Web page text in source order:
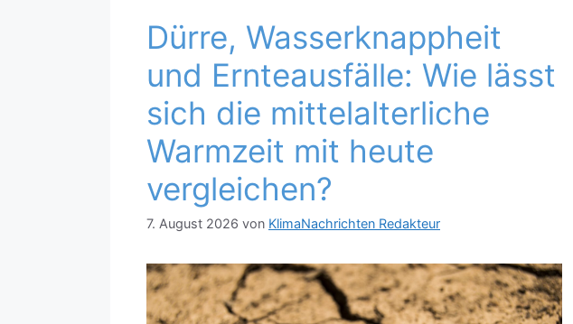
Dürre, Wasserknappheit
und Ernteausfälle: Wie lässt
sich die mittelalterliche
Warmzeit mit heute
vergleichen?
7. August 2026 von KlimaNachrichten Redakteur